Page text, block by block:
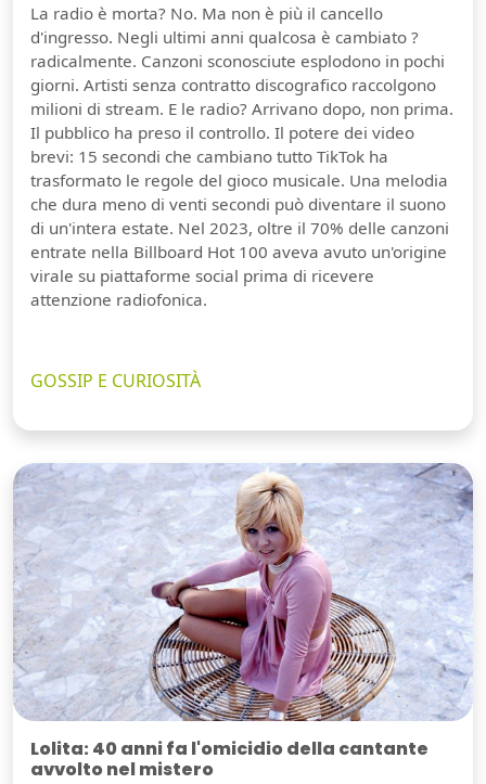
La radio è morta? No. Ma non è più il cancello
d'ingresso. Negli ultimi anni qualcosa è cambiato ?
radicalmente. Canzoni sconosciute esplodono in pochi
giorni. Artisti senza contratto discografico raccolgono
milioni di stream. E le radio? Arrivano dopo, non prima.
Il pubblico ha preso il controllo. Il potere dei video
brevi: 15 secondi che cambiano tutto TikTok ha
trasformato le regole del gioco musicale. Una melodia
che dura meno di venti secondi può diventare il suono
di un'intera estate. Nel 2023, oltre il 70% delle canzoni
entrate nella Billboard Hot 100 aveva avuto un'origine
virale su piattaforme social prima di ricevere
attenzione radiofonica.
GOSSIP E CURIOSITÀ
Lolita: 40 anni fa l'omicidio della cantante
avvolto nel mistero